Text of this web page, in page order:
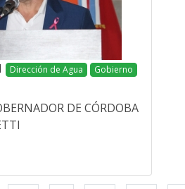
Dirección de Agua
Gobierno
DE CÓRDOBA